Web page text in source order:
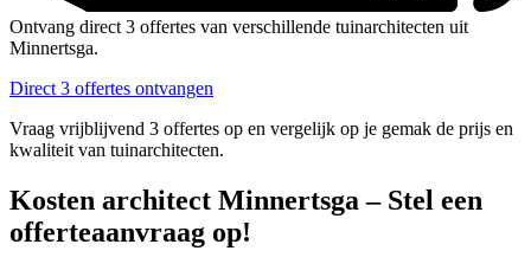
Ontvang direct 3 offertes van verschillende tuinarchitecten uit
Minnertsga.
Direct 3 offertes ontvangen
Vraag vrijblijvend 3 offertes op en vergelijk op je gemak de prijs en
kwaliteit van tuinarchitecten.
Kosten architect Minnertsga – Stel een
offerteaanvraag op!